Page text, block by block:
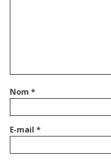
Nom *
E-mail *